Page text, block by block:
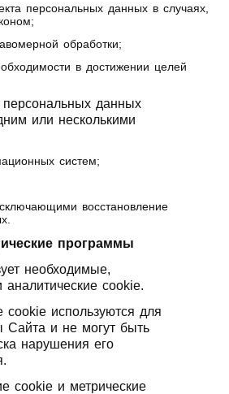
персональных данных в случаях,
обработки;
в достижении целей
данных
или несколькими
систем;
восстановление
программы
необходимые,
cookie.
используются для
Сайта и не могут быть
нарушения его
cookie и метрические